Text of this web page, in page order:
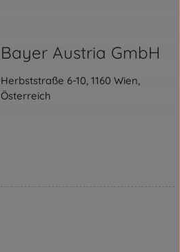
Bayer Austria GmbH
Herbststraße 6-10, 1160 Wien,
Österreich